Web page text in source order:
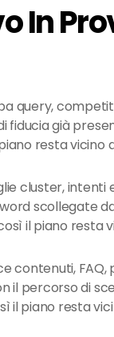
In
query,
fiducia già
resta vicino
cluster, intenti
scollegate
il piano resta
contenuti, FAQ,
il percorso di
il piano resta